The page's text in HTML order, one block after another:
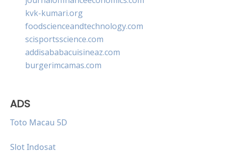
kvk-kumari.org
foodscienceandtechnology.com
scisportsscience.com
addisababacuisineaz.com
burgerimcamas.com
ADS
Toto Macau 5D
Slot Indosat